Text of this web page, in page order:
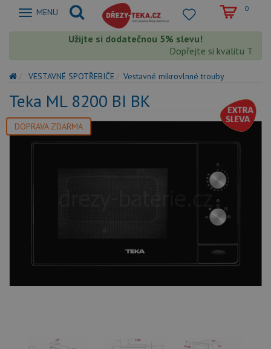
Zobrazit
MENU 0
Užijte si dodatečnou 5% slevu!
Dopřejte si kvalitu Teka
VESTAVNÉ SPOTŘEBIČE Vestavné mikrovlnné trouby
Teka ML 8200 BI BK
DOPRAVA ZDARMA